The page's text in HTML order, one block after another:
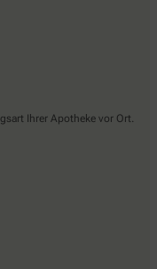
Ihrer Apotheke vor Ort.